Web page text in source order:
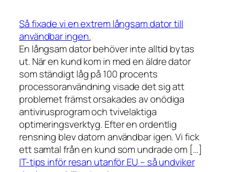
Så fixade vi en extrem långsam dator till
användbar ingen.
En långsam dator behöver inte alltid bytas
ut. När en kund kom in med en äldre dator
som ständigt låg på 100 procents
processoranvändning visade det sig att
problemet främst orsakades av onödiga
antivirusprogram och tvivelaktiga
optimeringsverktyg. Efter en ordentlig
rensning blev datorn användbar igen. Vi fick
ett samtal från en kund som undrade om […]
IT-tips inför resan utanför EU – så undviker